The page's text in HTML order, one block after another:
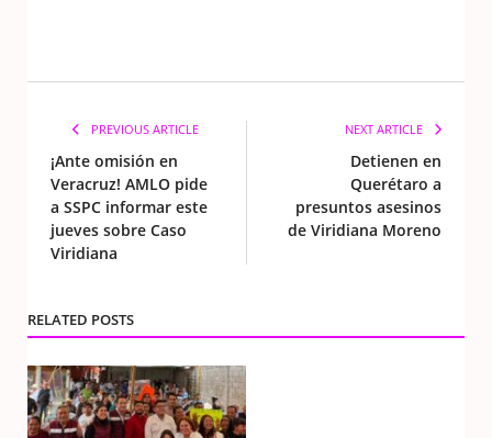
PREVIOUS ARTICLE
¡Ante omisión en
Veracruz! AMLO pide
a SSPC informar este
jueves sobre Caso
Viridiana
NEXT ARTICLE
Detienen en
Querétaro a
presuntos asesinos
de Viridiana Moreno
RELATED POSTS